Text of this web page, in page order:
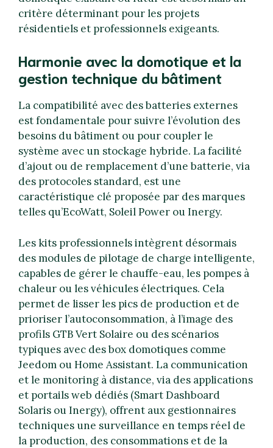
critère déterminant pour les projets
résidentiels et professionnels exigeants.
Harmonie avec la domotique et la
gestion technique du bâtiment
La compatibilité avec des batteries externes
est fondamentale pour suivre l’évolution des
besoins du bâtiment ou pour coupler le
système avec un stockage hybride. La facilité
d’ajout ou de remplacement d’une batterie, via
des protocoles standard, est une
caractéristique clé proposée par des marques
telles qu’EcoWatt, Soleil Power ou Inergy.
Les kits professionnels intègrent désormais
des modules de pilotage de charge intelligente,
capables de gérer le chauffe-eau, les pompes à
chaleur ou les véhicules électriques. Cela
permet de lisser les pics de production et de
prioriser l’autoconsommation, à l’image des
profils GTB Vert Solaire ou des scénarios
typiques avec des box domotiques comme
Jeedom ou Home Assistant. La communication
et le monitoring à distance, via des applications
et portails web dédiés (Smart Dashboard
Solaris ou Inergy), offrent aux gestionnaires
techniques une surveillance en temps réel de
la production, des consommations et de la